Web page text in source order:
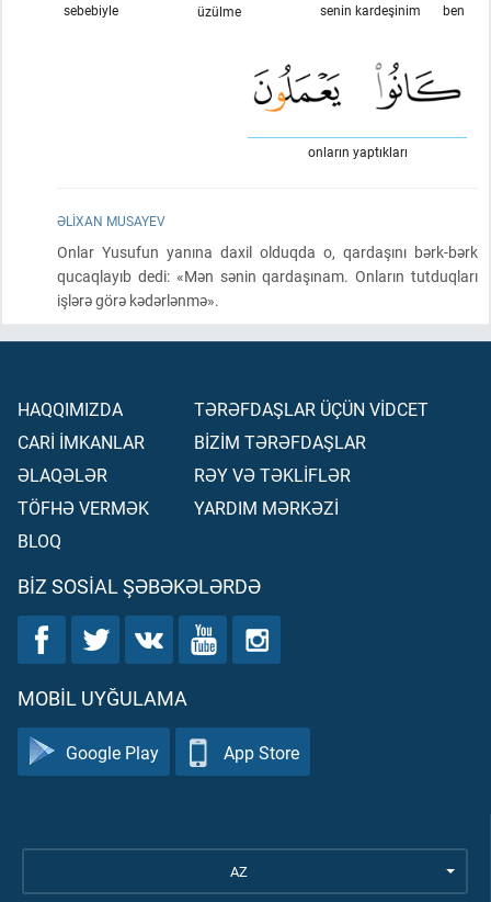
ben
senin kardeşinim
üzülme
sebebiyle
onların yaptıkları
ƏLIXAN MUSAYEV
Onlar Yusufun yanına daxil olduqda o, qardaşını bərk-bərk
qucaqlayıb dedi: «Mən sənin qardaşınam. Onların tutduqları
işlərə görə kədərlənmə».
HAQQIMIZDA
CARİ İMKANLAR
ƏLAQƏLƏR
TÖFHƏ VERMƏK
BLOQ
TƏRƏFDAŞLAR ÜÇÜN VİDCET
BİZİM TƏRƏFDAŞLAR
RƏY VƏ TƏKLİFLƏR
YARDIM MƏRKƏZİ
BIZ SOSIAL ŞƏBƏKƏLƏRDƏ
MOBIL UYĞULAMA
Google Play App Store
AZ